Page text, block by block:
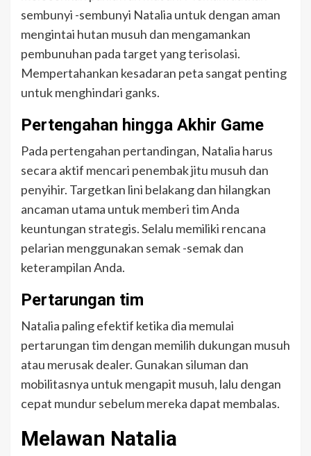
sembunyi -sembunyi Natalia untuk dengan aman
mengintai hutan musuh dan mengamankan
pembunuhan pada target yang terisolasi.
Mempertahankan kesadaran peta sangat penting
untuk menghindari ganks.
Pertengahan hingga Akhir Game
Pada pertengahan pertandingan, Natalia harus
secara aktif mencari penembak jitu musuh dan
penyihir. Targetkan lini belakang dan hilangkan
ancaman utama untuk memberi tim Anda
keuntungan strategis. Selalu memiliki rencana
pelarian menggunakan semak -semak dan
keterampilan Anda.
Pertarungan tim
Natalia paling efektif ketika dia memulai
pertarungan tim dengan memilih dukungan musuh
atau merusak dealer. Gunakan siluman dan
mobilitasnya untuk mengapit musuh, lalu dengan
cepat mundur sebelum mereka dapat membalas.
Melawan Natalia